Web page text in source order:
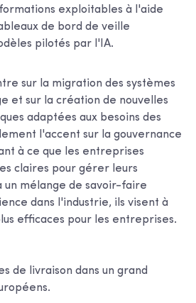
exploitables à l'aide
de bord de veille
pilotés par l'IA.
sur la migration des systèmes
et sur la création de nouvelles
adaptées aux besoins des
l'accent sur la gouvernance
à ce que les entreprises
claires pour gérer leurs
un mélange de savoir-faire
dans l'industrie, ils visent à
efficaces pour les entreprises.
de livraison dans un grand